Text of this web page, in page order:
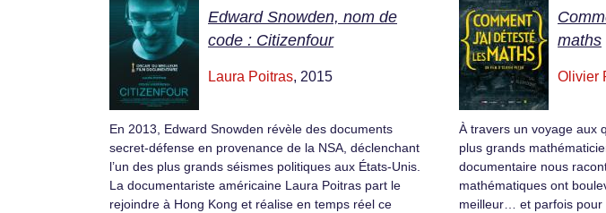
Edward Snowden, nom de
code : Citizenfour
Laura Poitras, 2015
En 2013, Edward Snowden révèle des documents
secret-défense en provenance de la NSA, déclenchant
l’un des plus grands séismes politiques aux États-Unis.
La documentariste américaine Laura Poitras part le
rejoindre à Hong Kong et réalise en temps réel ce
maths
Olivier
À travers un voyage aux
plus grands
documentaire nous
mathématiques ont
meilleur… et parfois pour